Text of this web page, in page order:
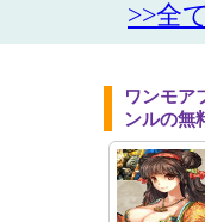
>>全
ワンモア
ンルの無